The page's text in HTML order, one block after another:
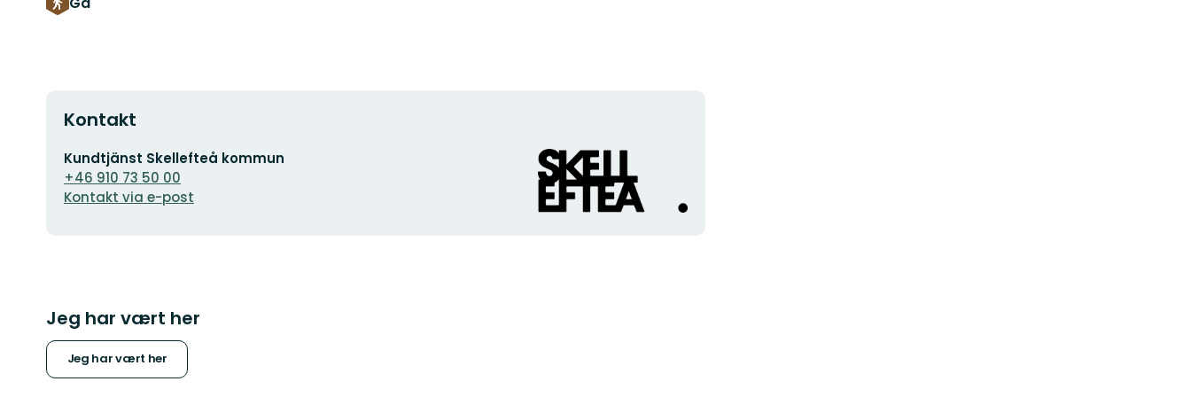
Kontakt
E-
postadresse
Kundtjänst Skellefteå kommun
+46 910 73 50 00
Kontakt via e-post
Organisasjonens
logotype
Jeg har vært her
Jeg har vært her